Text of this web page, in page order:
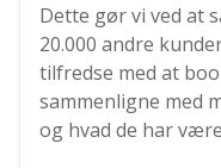
Dette gør vi ved at
20.000 andre
tilfredse med at
sammenligne med
og hvad de har